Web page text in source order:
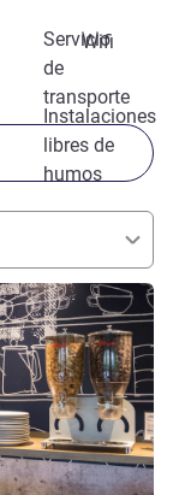
Servicio
de
transporte
Wifi
Instalaciones
libres de
humos